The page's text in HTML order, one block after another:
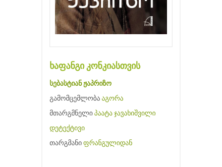
ხაფანგი კონკიასთვის
სებასტიან ჟაპრიზო
გამომცემლობა აგორა
მთარგმნელი პაატა ჯავახიშვილი
დეტექტივი
თარგმანი ფრანგულიდან